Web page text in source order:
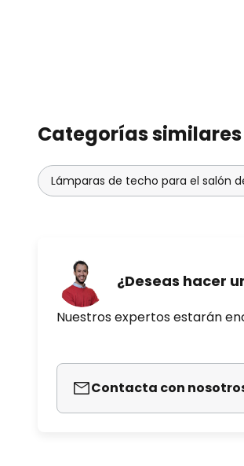
Categorías similares
Lámparas de techo para el salón
¿Deseas hacer
Nuestros expertos estarán
Contacta con